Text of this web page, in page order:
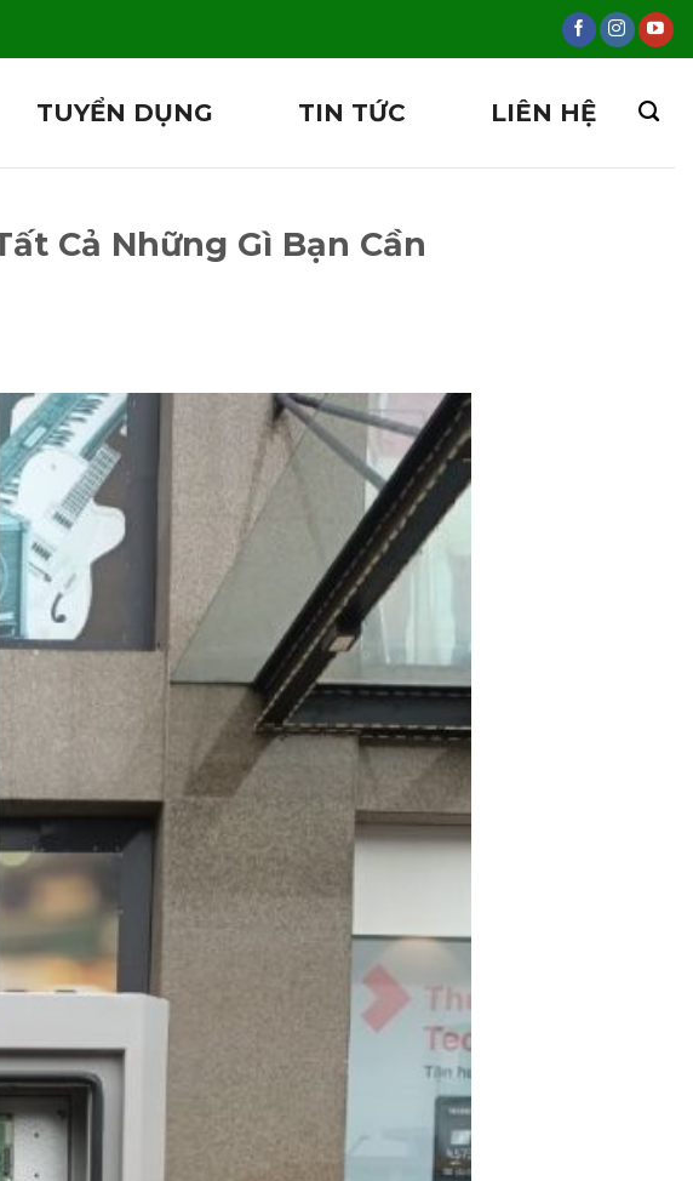
TUYỂN DỤNG TIN TỨC LIÊN HỆ
Cả Những Gì Bạn Cần